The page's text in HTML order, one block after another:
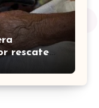
rescate